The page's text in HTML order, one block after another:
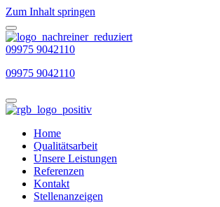
Zum Inhalt springen
09975 9042110
09975 9042110
Home
Qualitätsarbeit
Unsere Leistungen
Referenzen
Kontakt
Stellenanzeigen